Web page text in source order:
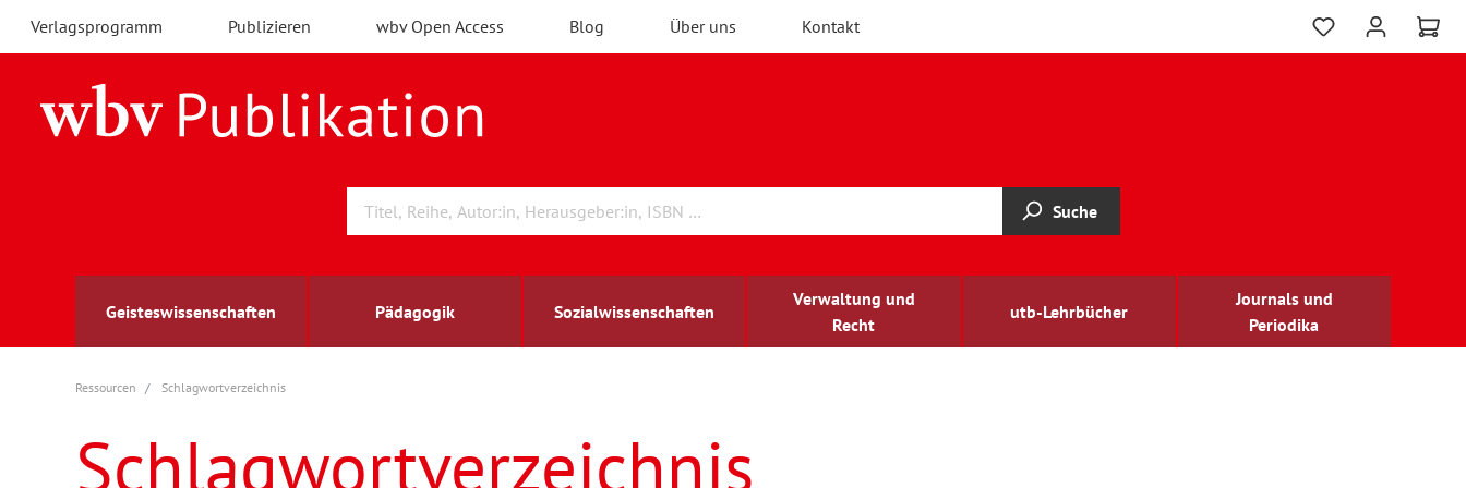
Verlagsprogramm Publizieren wbv Open Access Blog Über uns Kontakt
Suche
Geisteswissenschaften Pädagogik Sozialwissenschaften
Verwaltung und
Recht
utb-Lehrbücher
Journals und
Periodika
Archäologie
Berufs- und Wirtschaftspädagogik
Arbeitsmarktforschung
Außenwirtschaft
berufsbildung
Ressourcen Schlagwortverzeichnis
Schlagwortverzeichnis